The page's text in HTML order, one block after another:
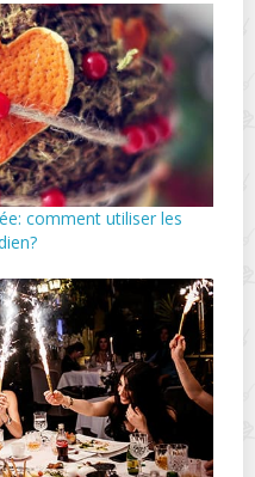
comment utiliser les